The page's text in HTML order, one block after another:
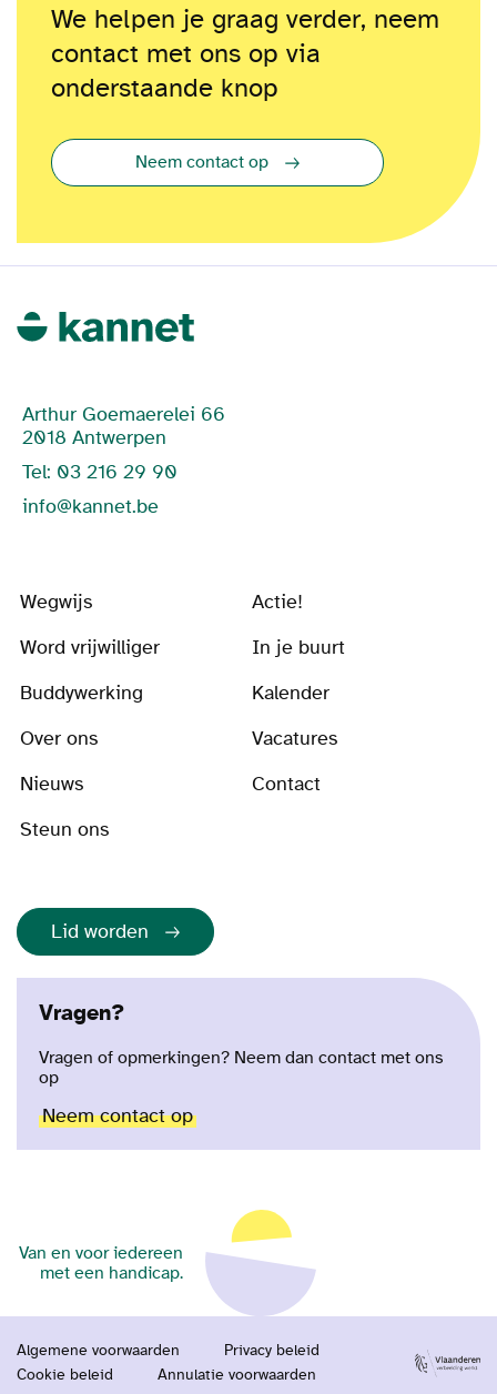
We helpen je graag verder, neem
contact met ons op via
onderstaande knop
Neem contact op
Arthur Goemaerelei 66
2018 Antwerpen
Tel: 03 216 29 90
info@kannet.be
Wegwijs
Actie!
Word vrijwilliger
In je buurt
Buddywerking
Kalender
Over ons
Vacatures
Nieuws
Contact
Steun ons
Lid worden
Vragen?
Vragen of opmerkingen? Neem dan contact met ons
op
Neem contact op
Van en voor iedereen
met een handicap.
Algemene voorwaarden
Privacy beleid
Cookie beleid
Annulatie voorwaarden